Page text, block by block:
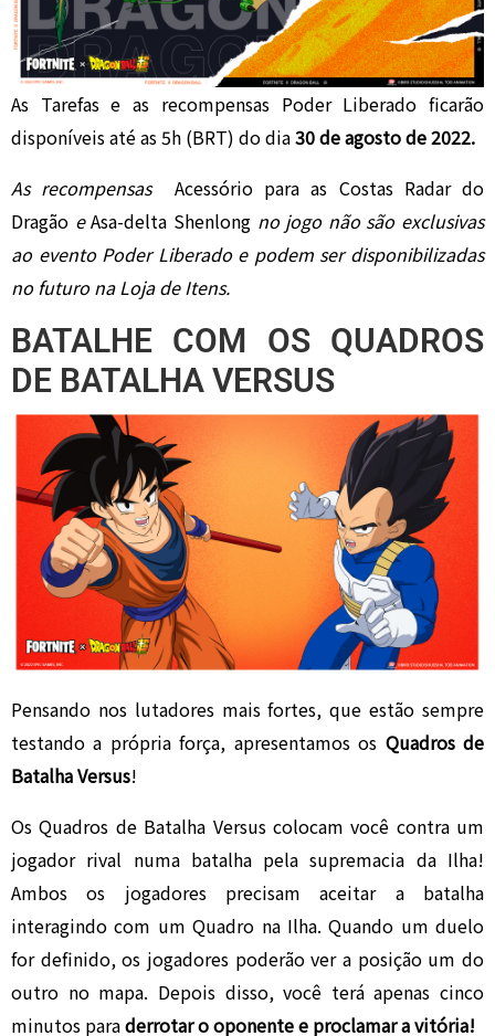
As Tarefas e as recompensas Poder Liberado ficarão
disponíveis até as 5h (BRT) do dia30 de agosto de 2022.
As recompensas
Acessório para as Costas Radar do
Dragão eAsa-delta Shenlong no jogo não são exclusivas
ao evento Poder Liberado e podem ser disponibilizadas
no futuro na Loja de Itens.
BATALHE COM OS QUADROS
DE BATALHA VERSUS
Pensando nos lutadores mais fortes, que estão sempre
testando a própria força, apresentamos os Quadros de
Batalha Versus!
Os Quadros de Batalha Versus colocam você contra um
jogador rival numa batalha pela supremacia da Ilha!
Ambos os jogadores precisam aceitar a batalha
interagindo com um Quadro na Ilha. Quando um duelo
for definido, os jogadores poderão ver a posição um do
outro no mapa. Depois disso, você terá apenas cinco
minutos paraderrotar o oponente e proclamar a vitória!